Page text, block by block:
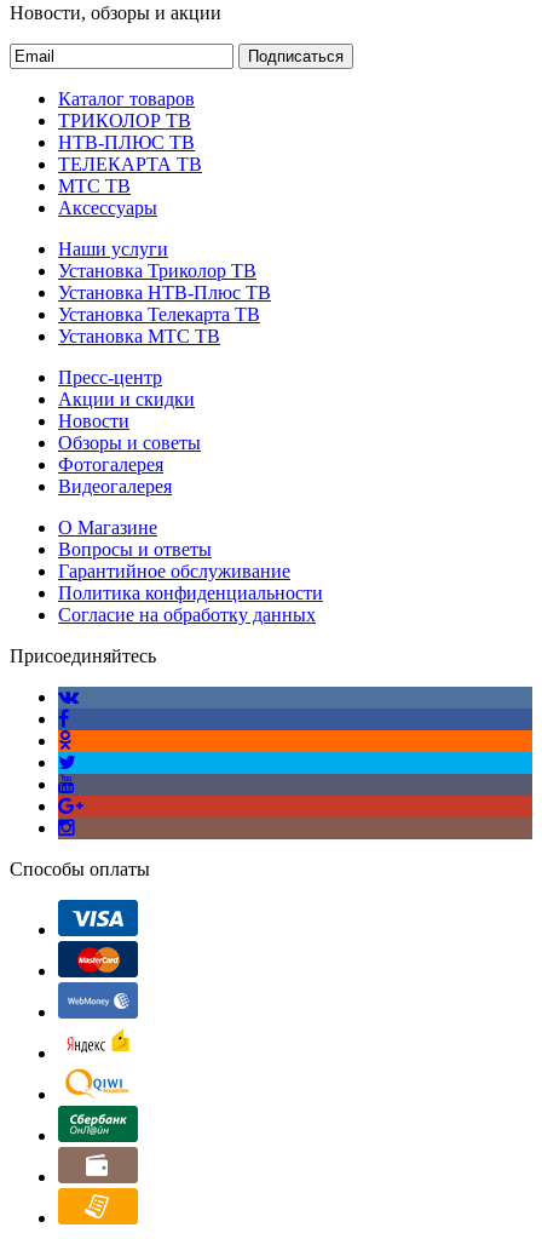
Новости, обзоры и акции
Подписаться
Каталог товаров
ТРИКОЛОР ТВ
НТВ-ПЛЮС ТВ
ТЕЛЕКАРТА ТВ
МТС ТВ
Аксессуары
Наши услуги
Установка Триколор ТВ
Установка НТВ-Плюс ТВ
Установка Телекарта ТВ
Установка МТС ТВ
Пресс-центр
Акции и скидки
Новости
Обзоры и советы
Фотогалерея
Видеогалерея
О Магазине
Вопросы и ответы
Гарантийное обслуживание
Политика конфиденциальности
Согласие на обработку данных
Присоединяйтесь
Способы оплаты